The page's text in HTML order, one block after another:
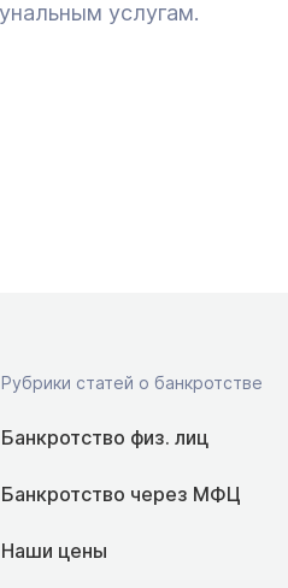
услугам.
Рубрики статей о банкротстве
Банкротство физ. лиц
Банкротство через МФЦ
Наши цены